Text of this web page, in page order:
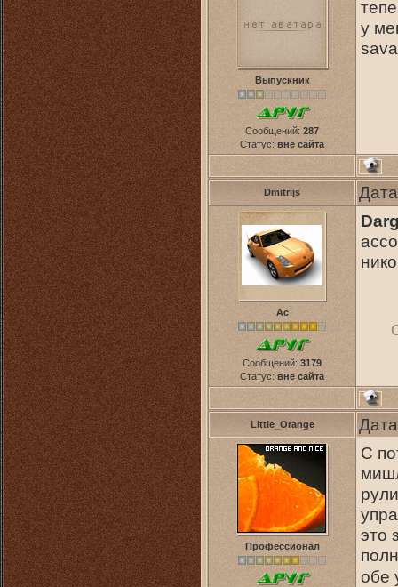
Выпускник
Сообщений: 287
Статус: вне сайта
у
Dmitrijs
Ас
Сообщений: 3179
Статус: вне сайта
Little_Orange
Профессионал
С
это
обе